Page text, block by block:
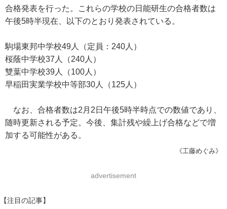
合格発表を行った。これらの学校の日能研生の合格者数は
午後5時半現在、以下のとおり発表されている。
駒場東邦中学校49人（定員：240人）
桜蔭中学校37人（240人）
雙葉中学校39人（100人）
早稲田実業学校中等部30人（125人）
なお、合格者数は2月2日午後5時半時点での数値であり、
随時更新される予定。今後、集計残や繰上げ合格などで増
加する可能性がある。
《工藤めぐみ》
advertisement
【注目の記事】